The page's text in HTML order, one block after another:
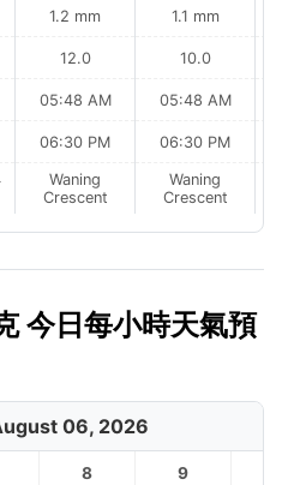
1.2 mm
12.0
05:48 AM
06:30 PM
Waning
Crescent
1.1 mm
10.0
05:48 AM
06:30 PM
Waning
Crescent
今日每小時天氣預
06, 2026
8 9